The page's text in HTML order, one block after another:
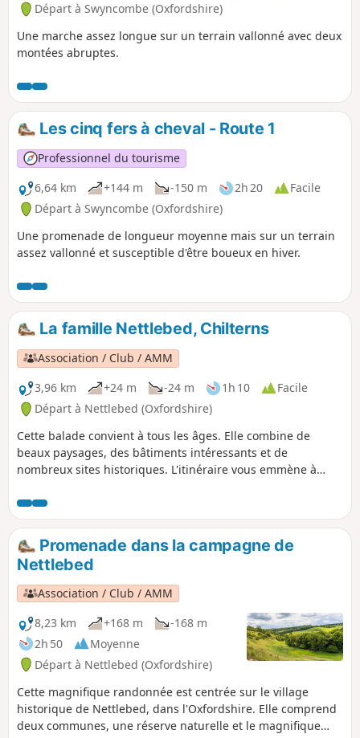
Départ à Swyncombe (Oxfordshire)
Une marche assez longue sur un terrain vallonné avec deux
montées abruptes.
Les cinq fers à cheval - Route 1
Professionnel du tourisme
6,64 km
+144 m -150 m 2h 20
Facile
Départ à Swyncombe (Oxfordshire)
Une promenade de longueur moyenne mais sur un terrain
assez vallonné et susceptible d'être boueux en hiver.
La famille Nettlebed, Chilterns
Association / Club / AMM
3,96 km
+24 m -24 m 1h 10
Facile
Départ à Nettlebed (Oxfordshire)
Cette balade convient à tous les âges. Elle combine de
beaux paysages, des bâtiments intéressants et de
nombreux sites historiques. L'itinéraire vous emmène à
communales autour de Nettlebed.
Promenade dans la campagne de
Nettlebed
Association / Club / AMM
8,23 km
+168 m
-168 m
2h 50
Moyenne
Départ à Nettlebed (Oxfordshire)
Cette magnifique randonnée est centrée sur le village
historique de Nettlebed, dans l'Oxfordshire. Elle comprend
deux communes, une réserve naturelle et le magnifique